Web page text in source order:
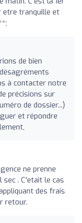
etre tranquille et
de bien
à contacter notre
précisions sur
de dossier...)
et répondre
ne prenne
sec . C'etait le cas
des frais
retour.